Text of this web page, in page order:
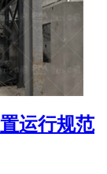
运行规范